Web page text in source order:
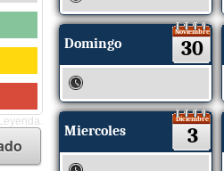
Leyenda.
Domingo
Noviembre
30
Miercoles
Diciembre
3